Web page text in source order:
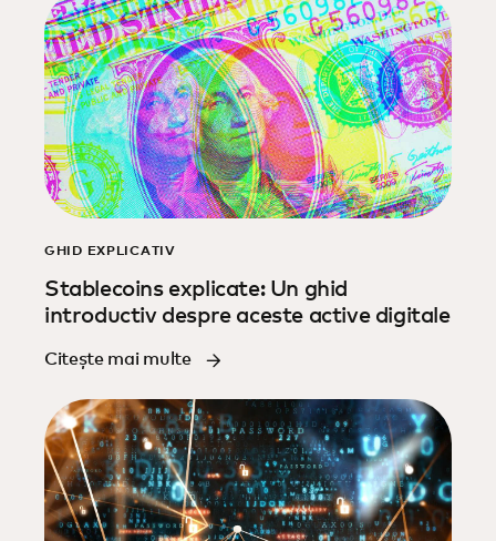
GHID EXPLICATIV
Stablecoins explicate: Un ghid
introductiv despre aceste active digitale
Citește mai multe